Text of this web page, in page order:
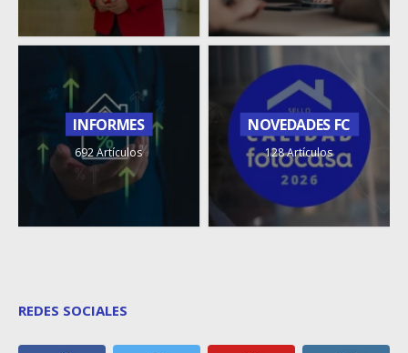
INFORMES
692 Artículos
NOVEDADES FC
128 Artículos
REDES SOCIALES